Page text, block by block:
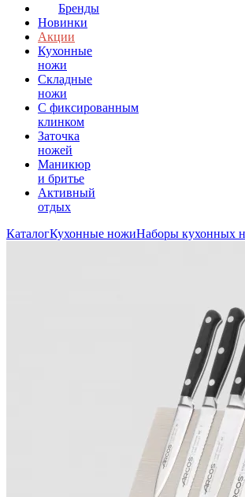
Бренды
Новинки
Акции
Кухонные
ножи
Складные
ножи
C фиксированным
клинком
Заточка
ножей
Маникюр
и бритье
Активный
отдых
КаталогКухонные ножиНаборы кухонных